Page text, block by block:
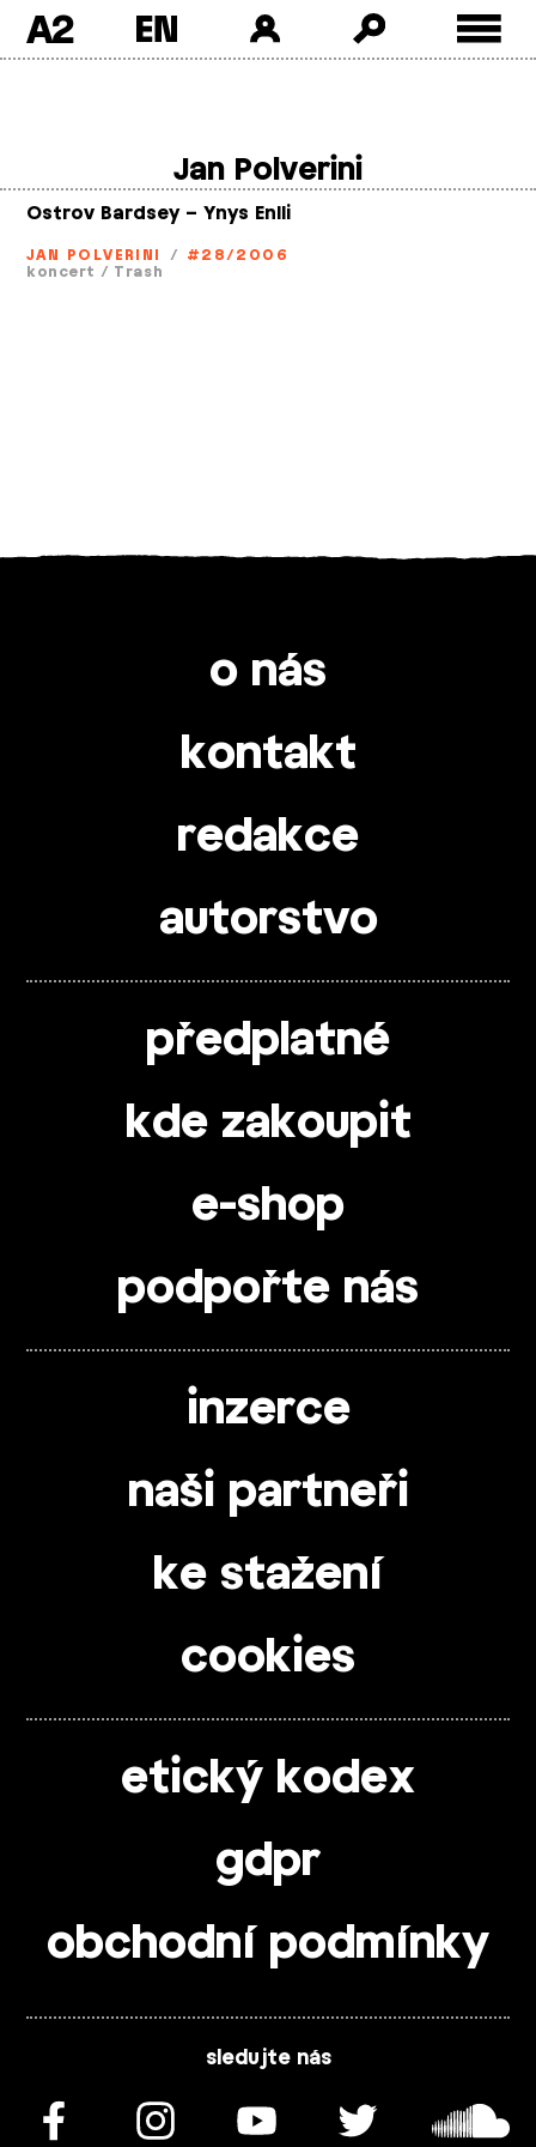
A2
Jan Polverini
Ostrov Bardsey – Ynys Enlli
JAN POLVERINI / #28/2006
koncert / Trash
o nás
kontakt
redakce
autorstvo
předplatné
kde zakoupit
e-shop
podpořte nás
inzerce
naši partneři
ke stažení
cookies
etický kodex
gdpr
obchodní podmínky
sledujte nás